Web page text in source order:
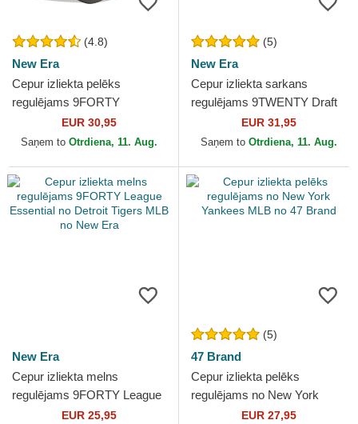
(4.8)
New Era
Cepur izliekta pelēks
regulējams 9FORTY
Diamond Era no New York
Yankees MLB no New Era
EUR 30,95
Saņem to Otrdiena, 11. Aug.
(5)
New Era
Cepur izliekta sarkans
regulējams 9TWENTY Draft
Edition 2023 no Chicago Bulls
NBA no New Era
EUR 31,95
Saņem to Otrdiena, 11. Aug.
New Era
Cepur izliekta melns
regulējams 9FORTY League
Essential no Detroit Tigers
EUR 25,95
(5)
47 Brand
Cepur izliekta pelēks
regulējams no New York
Yankees MLB no 47 Brand
EUR 27,95